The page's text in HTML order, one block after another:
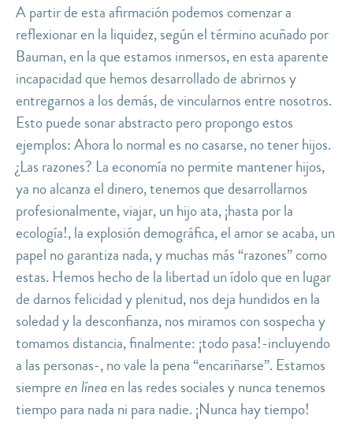
A partir de esta afirmación podemos comenzar a
reflexionar en la liquidez, según el término acuñado por
Bauman, en la que estamos inmersos, en esta aparente
incapacidadque hemos desarrollado de abrirnos y
entregarnos a los demás,de vincularnosentre nosotros.
Esto puede sonar abstracto pero propongo estos
ejemplos: Ahora lo normal es no casarse, no tener hijos.
¿Las razones? La economía no permite mantener hijos,
ya no alcanza el dinero, tenemos que desarrollarnos
profesionalmente, viajar, un hijo ata, ¡hasta por la
ecología!, la explosión demográfica, el amor se acaba, un
papel no garantiza nada, y muchas más “razones” como
estas. Hemos hecho de la libertad un ídolo que en lugar
de darnos felicidad y plenitud, nos deja hundidos en la
soledad y la desconfianza, nos miramos con sospecha y
tomamos distancia, finalmente: ¡todo pasa!-incluyendo
a las personas-,no vale la pena “encariñarse”. Estamos
siempreen líneaen las redes sociales y nunca tenemos
tiempo para nada ni para nadie. ¡Nunca hay tiempo!